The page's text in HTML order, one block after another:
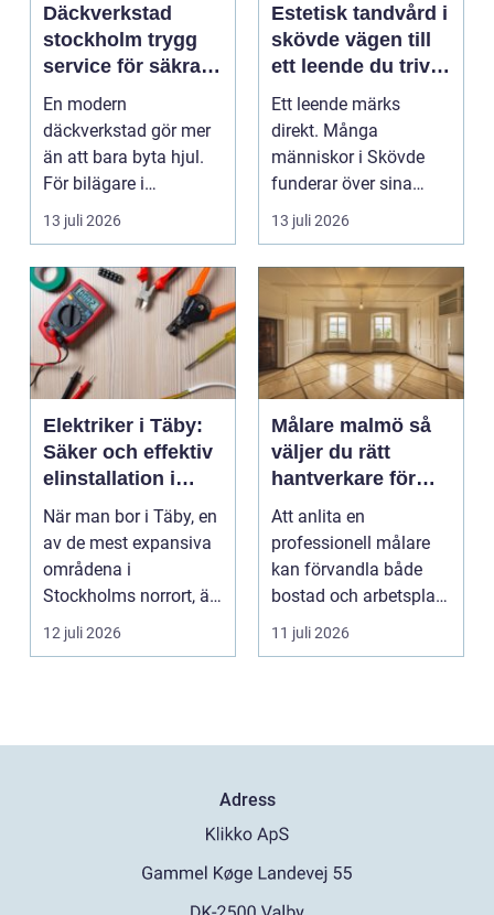
Däckverkstad
stockholm trygg
service för säkra
mil året runt
En modern
däckverkstad gör mer
än att bara byta hjul.
För bilägare i
Stockholm handlar
valet av däck...
13 juli 2026
Estetisk tandvård i
skövde vägen till
ett leende du trivs
med
Ett leende märks
direkt. Många
människor i Skövde
funderar över sina
tänder, men skjuter
upp att gör...
13 juli 2026
Elektriker i Täby:
Säker och effektiv
elinstallation i
norrort
När man bor i Täby, en
av de mest expansiva
områdena i
Stockholms norrort, är
b...
12 juli 2026
Målare malmö så
väljer du rätt
hantverkare för
hem och företag
Att anlita en
professionell målare
kan förvandla både
bostad och arbetsplats
på kort tid. Färger, yt...
11 juli 2026
Adress